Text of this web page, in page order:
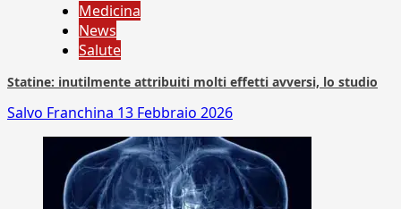
Medicina
News
Salute
Statine: inutilmente attribuiti molti effetti avversi, lo studio
Salvo Franchina 13 Febbraio 2026